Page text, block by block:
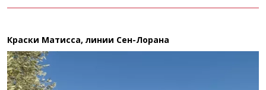
Краски Матисса, линии Сен-Лорана